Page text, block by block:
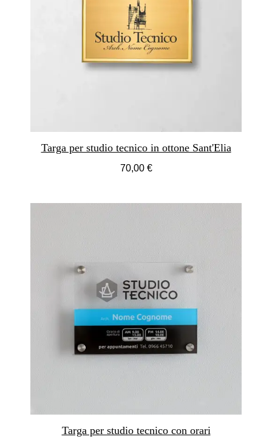
Targa per studio tecnico in ottone Sant'Elia
70,00 €
Targa per studio tecnico con orari